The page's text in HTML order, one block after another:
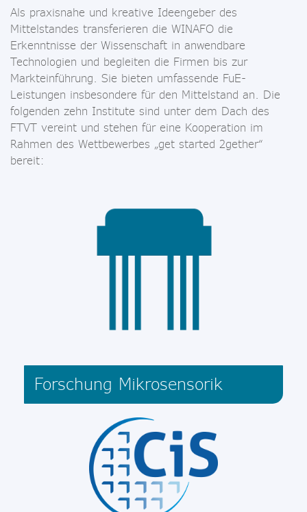
Als praxisnahe und kreative Ideengeber des
Mittelstandes transferieren die WINAFO die
Erkenntnisse der Wissenschaft in anwendbare
Technologien und begleiten die Firmen bis zur
Markteinführung. Sie bieten umfassende FuE-
Leistungen insbesondere für den Mittelstand an. Die
folgenden zehn Institute sind unter dem Dach des
FTVT vereint und stehen für eine Kooperation im
Rahmen des Wettbewerbes „get started 2gether“
bereit:
Forschung Mikrosensorik